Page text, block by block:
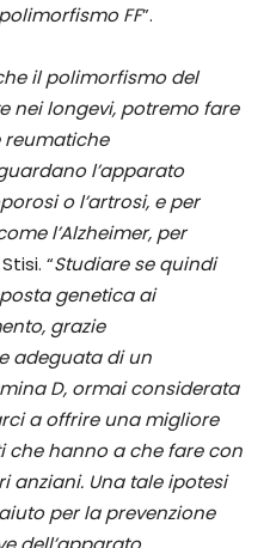
FF”.
il polimorfismo del
nei longevi, potremo fare
reumatiche
l’apparato
o l’artrosi, e per
l’Alzheimer, per
“Studiare se quindi
genetica ai
grazie
adeguata di un
D, ormai considerata
a offrire una migliore
che hanno a che fare con
anziani. Una tale ipotesi
per la prevenzione